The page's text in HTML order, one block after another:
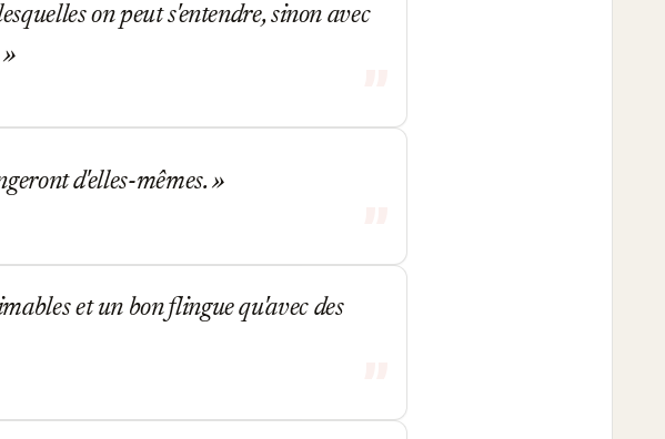
on peut s'entendre, sinon avec
d'elles-mêmes.
et un bon flingue qu'avec des